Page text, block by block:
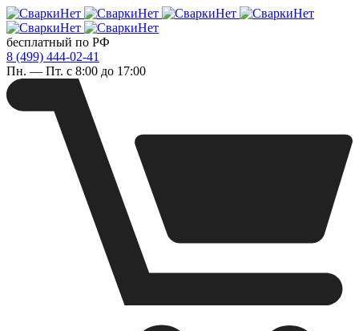
бесплатный по РФ
8 (499) 444-02-41
Пн. — Пт. с 8:00 до 17:00